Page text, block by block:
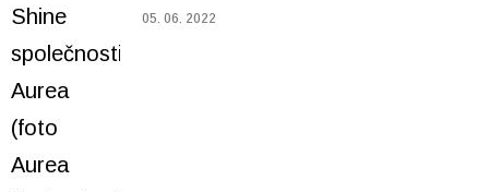
05. 06. 2022